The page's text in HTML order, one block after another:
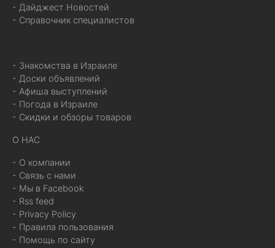
- Дайджест Новостей
- Справочник специалистов
- Знакомства в Израиле
- Доски объявлений
- Афиша выступлений
- Погода в Израиле
- Скидки и обзоры товаров
О НАС
- О компании
- Связь с нами
- Мы в Facebook
- Rss feed
- Privacy Policy
- Правила пользования
- Помощь по сайту